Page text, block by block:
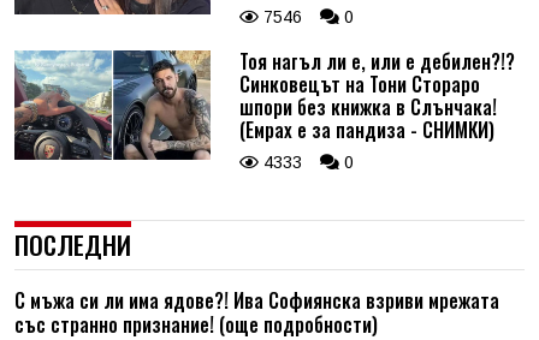
7546 0
Тоя нагъл ли е, или е дебилен?!?
Синковецът на Тони Стораро
шпори без книжка в Слънчака!
(Емрах е за пандиза - СНИМКИ)
4333 0
ПОСЛЕДНИ
С мъжа си ли има ядове?! Ива Софиянска взриви мрежата
със странно признание! (още подробности)